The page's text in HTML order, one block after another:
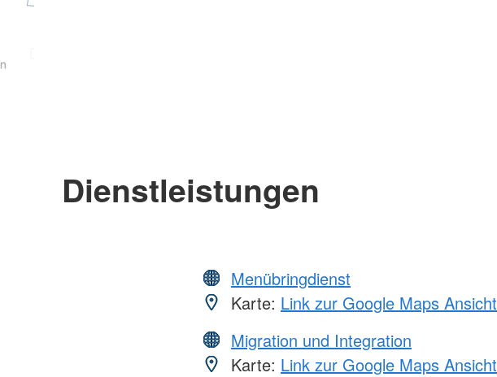
Dienstleistungen
Menübringdienst
Karte: Link zur Google Maps Ansicht
Migration und Integration
Karte: Link zur Google Maps Ansicht